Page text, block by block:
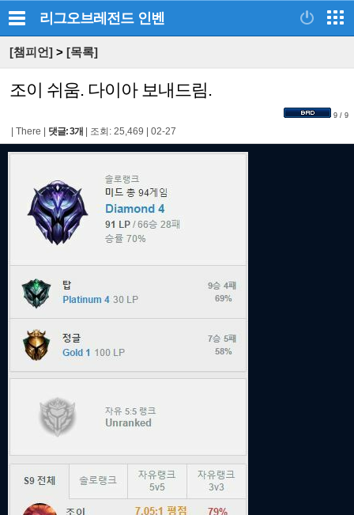
리그오브레전드 인벤
[챔피언] > [목록]
조이 쉬움. 다이아 보내드림.
9 / 9
There 댓글: 3개 조회: 25,469 02-27